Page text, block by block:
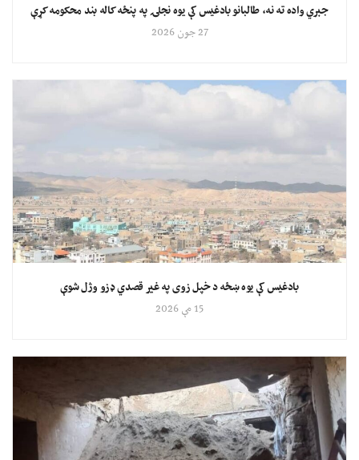
جبري واده ته نه، طالبانو بادغیس کې یوه نجلۍ په پنځه کاله بند محکومه کړې
27 جون 2026
بادغیس کې یوه ښځه د خپل زوی په غیر قصدي ډزو وژل شوې
15 مې 2026